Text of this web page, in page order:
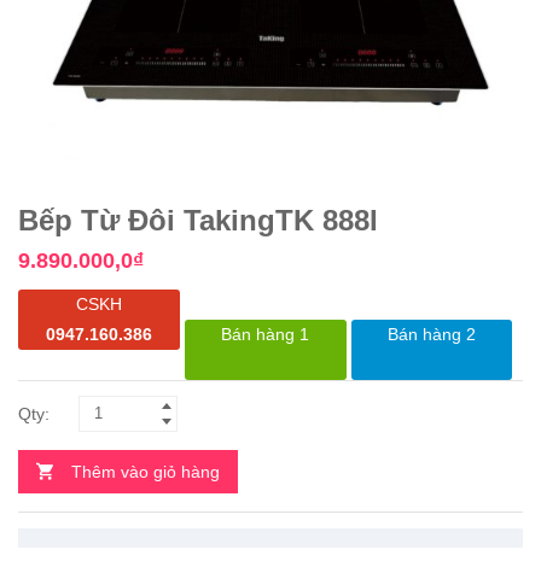
Bếp Từ Đôi TakingTK 888I
9.890.000,0₫
CSKH
0947.160.386
Bán hàng 1 Bán hàng 2
Thêm vào giỏ hàng